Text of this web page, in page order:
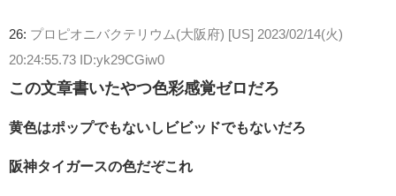
26: プロピオニバクテリウム(大阪府) [US] 2023/02/14(火)
20:24:55.73 ID:yk29CGiw0
この文章書いたやつ色彩感覚ゼロだろ
黄色はポップでもないしビビッドでもないだろ
阪神タイガースの色だぞこれ